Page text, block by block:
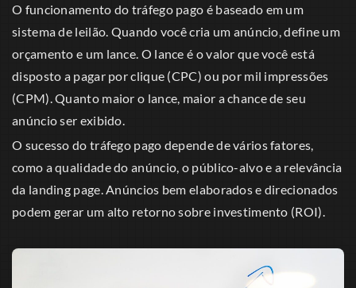
O funcionamento do tráfego pago é baseado em um
sistema de leilão. Quando você cria um anúncio, define um
orçamento e um lance. O lance é o valor que você está
disposto a pagar por clique (CPC) ou por mil impressões
(CPM). Quanto maior o lance, maior a chance de seu
anúncio ser exibido.
O sucesso do tráfego pago depende de vários fatores,
como a qualidade do anúncio, o público-alvo e a relevância
da landing page. Anúncios bem elaborados e direcionados
podem gerar um alto retorno sobre investimento (ROI).